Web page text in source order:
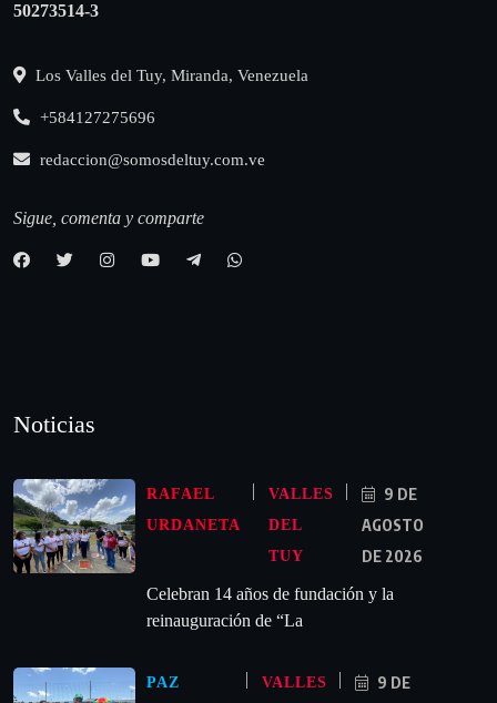
50273514-3
Los Valles del Tuy, Miranda, Venezuela
+584127275696
redaccion@somosdeltuy.com.ve
Sigue, comenta y comparte
Noticias
RAFAEL
URDANETA
VALLES
DEL
TUY
9 DE
AGOSTO
DE 2026
Celebran 14 años de fundación y la
reinauguración de “La
PAZ
VALLES
9 DE